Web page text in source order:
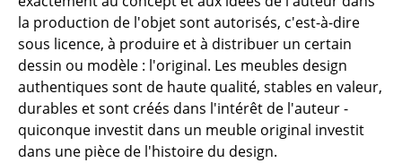
Chaises enfants
Chaises à bascule
Chaises de bureau
Chaises de conférence
la production de l'objet sont autorisés, c'est-à-dire
sous licence, à produire et à distribuer un certain
dessin ou modèle : l'original. Les meubles design
authentiques sont de haute qualité, stables en valeur,
durables et sont créés dans l'intérêt de l'auteur -
quiconque investit dans un meuble original investit
dans une pièce de l'histoire du design.